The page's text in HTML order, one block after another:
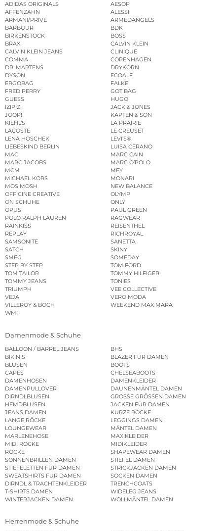
ADIDAS ORIGINALS
AESOP
AFFENZAHN
ALESSI
ARMANI/PRIVÉ
ARMEDANGELS
BARBOUR
BDK
BIRKENSTOCK
BOSS
BRAX
CALVIN KLEIN
CALVIN KLEIN JEANS
CLINIQUE
COMMA
COPENHAGEN
DR. MARTENS
DRYKORN
DYSON
ECOALF
ERGOBAG
FALKE
FRED PERRY
GOT BAG
GUESS
HUGO
IZIPIZI
JACK & JONES
JOOP!
KAPTEN & SON
KIEHL’S
LA PRAIRIE
LACOSTE
LE CREUSET
LENA HOSCHEK
LEVI’S®
LIEBESKIND BERLIN
LUISA CERANO
MAC
MARC CAIN
MARC JACOBS
MARC O’POLO
MCM
MEY
MICHAEL KORS
MONARI
MOS MOSH
NEW BALANCE
OFFICINE CREATIVE
OLYMP
ON SCHUHE
ONLY
OPUS
PAUL GREEN
POLO RALPH LAUREN
RAGWEAR
RAINKISS
REISENTHEL
REPLAY
RICHROYAL
SAMSONITE
SANETTA
SATCH
SKINY
SMEG
SOMEDAY
STEP BY STEP
TOM FORD
TOM TAILOR
TOMMY HILFIGER
TOMMY JEANS
TONIES
TRIUMPH
VEE COLLECTIVE
VEJA
VERO MODA
VILLEROY & BOCH
WEEKEND MAX MARA
WMF
Damenmode & Schuhe
BALLOON / BARREL JEANS
BHS
BIKINIS
BLAZER FÜR DAMEN
BLUSEN
BOOTS
CAPES
CHELSEABOOTS
DAMENHOSEN
DAMENKLEIDER
DAMENPULLOVER
DAUNENMÄNTEL DAMEN
DIRNDLBLUSEN
GROSSE GRÖSSEN DAMEN
HEMDBLUSEN
JACKEN FÜR DAMEN
JEANS DAMEN
KURZE RÖCKE
LANGE RÖCKE
LEGGINGS DAMEN
LOUNGEWEAR
MÄNTEL DAMEN
MARLENEHOSE
MAXIKLEIDER
MIDI RÖCKE
MIDIKLEIDER
RÖCKE
SHAPEWEAR DAMEN
SONNENBRILLEN DAMEN
STIEFEL DAMEN
STIEFELETTEN FÜR DAMEN
STRICKJACKEN DAMEN
SWEATSHIRTS FÜR DAMEN
SOCKEN DAMEN
DIRNDL & TRACHTENKLEIDER
TRENCHCOATS
T-SHIRTS DAMEN
WIDELEG JEANS
WINTERJACKEN DAMEN
WOLLMÄNTEL DAMEN
Herrenmode & Schuhe